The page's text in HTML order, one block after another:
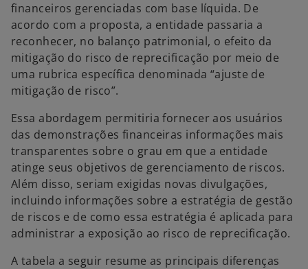
financeiros gerenciadas com base líquida. De
acordo com a proposta, a entidade passaria a
reconhecer, no balanço patrimonial, o efeito da
mitigação do risco de reprecificação por meio de
uma rubrica específica denominada “ajuste de
mitigação de risco”.
Essa abordagem permitiria fornecer aos usuários
das demonstrações financeiras informações mais
transparentes sobre o grau em que a entidade
atinge seus objetivos de gerenciamento de riscos.
Além disso, seriam exigidas novas divulgações,
incluindo informações sobre a estratégia de gestão
de riscos e de como essa estratégia é aplicada para
administrar a exposição ao risco de reprecificação.
A tabela a seguir resume as principais diferenças